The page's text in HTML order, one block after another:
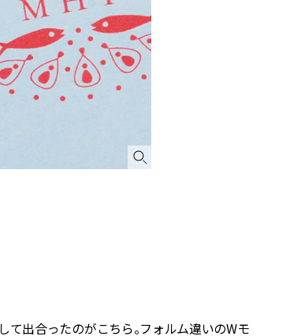
出合ったのがこちら。フォルム違いのWモ